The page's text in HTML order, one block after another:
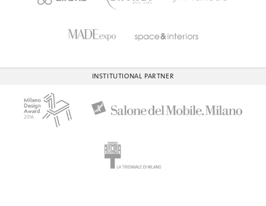
INSTITUTIONAL PARTNER